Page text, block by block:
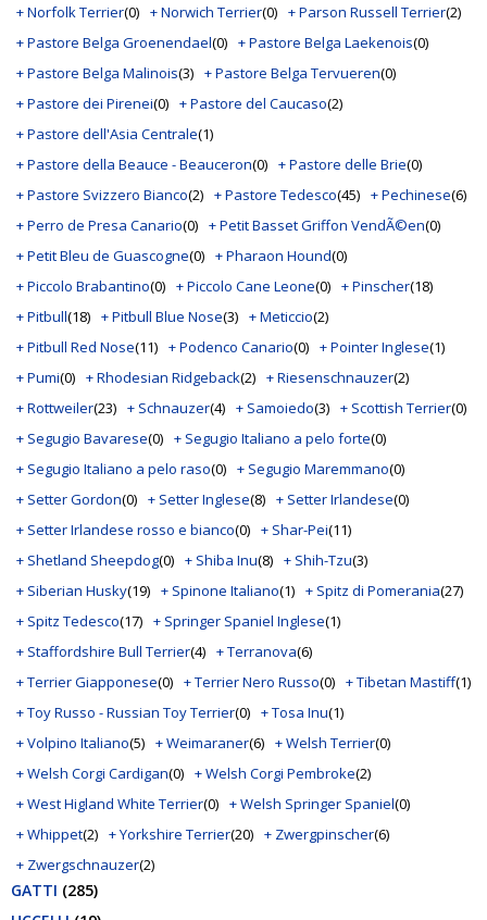
+ Norfolk Terrier(0) + Norwich Terrier(0) + Parson Russell Terrier(2)
+ Pastore Belga Groenendael(0) + Pastore Belga Laekenois(0)
+ Pastore Belga Malinois(3) + Pastore Belga Tervueren(0)
+ Pastore dei Pirenei(0) + Pastore del Caucaso(2)
+ Pastore dell'Asia Centrale(1)
+ Pastore della Beauce - Beauceron(0) + Pastore delle Brie(0)
+ Pastore Svizzero Bianco(2) + Pastore Tedesco(45) + Pechinese(6)
+ Perro de Presa Canario(0) + Petit Basset Griffon VendÃ©en(0)
+ Petit Bleu de Guascogne(0) + Pharaon Hound(0)
+ Piccolo Brabantino(0) + Piccolo Cane Leone(0) + Pinscher(18)
+ Pitbull(18) + Pitbull Blue Nose(3) + Meticcio(2)
+ Pitbull Red Nose(11) + Podenco Canario(0) + Pointer Inglese(1)
+ Pumi(0) + Rhodesian Ridgeback(2) + Riesenschnauzer(2)
+ Rottweiler(23) + Schnauzer(4) + Samoiedo(3) + Scottish Terrier(0)
+ Segugio Bavarese(0) + Segugio Italiano a pelo forte(0)
+ Segugio Italiano a pelo raso(0) + Segugio Maremmano(0)
+ Setter Gordon(0) + Setter Inglese(8) + Setter Irlandese(0)
+ Setter Irlandese rosso e bianco(0) + Shar-Pei(11)
+ Shetland Sheepdog(0) + Shiba Inu(8) + Shih-Tzu(3)
+ Siberian Husky(19) + Spinone Italiano(1) + Spitz di Pomerania(27)
+ Spitz Tedesco(17) + Springer Spaniel Inglese(1)
+ Staffordshire Bull Terrier(4) + Terranova(6)
+ Terrier Giapponese(0) + Terrier Nero Russo(0) + Tibetan Mastiff(1)
+ Toy Russo - Russian Toy Terrier(0) + Tosa Inu(1)
+ Volpino Italiano(5) + Weimaraner(6) + Welsh Terrier(0)
+ Welsh Corgi Cardigan(0) + Welsh Corgi Pembroke(2)
+ West Higland White Terrier(0) + Welsh Springer Spaniel(0)
+ Whippet(2) + Yorkshire Terrier(20) + Zwergpinscher(6)
+ Zwergschnauzer(2)
GATTI (285)